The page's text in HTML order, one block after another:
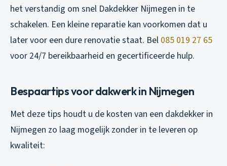
het verstandig om snel Dakdekker Nijmegen in te
schakelen. Een kleine reparatie kan voorkomen dat u
later voor een dure renovatie staat. Bel 085 019 27 65
voor 24/7 bereikbaarheid en gecertificeerde hulp.
Bespaartips voor dakwerk in Nijmegen
Met deze tips houdt u de kosten van een dakdekker in
Nijmegen zo laag mogelijk zonder in te leveren op
kwaliteit: